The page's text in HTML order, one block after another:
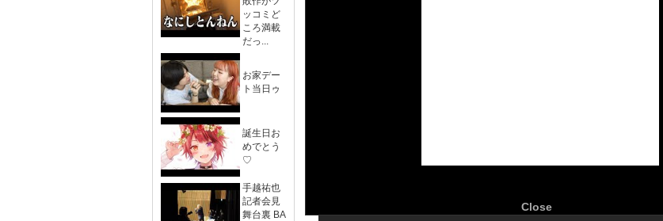
ッコミど
ころ満載
だっ...
お家デー
ト当日ゥ
誕生日お
めでとう
♡
手越祐也
記者会見
舞台裏 BA
Close